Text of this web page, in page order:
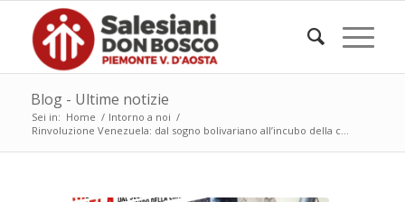
Blog - Ultime notizie
Sei in: Home / Intorno a noi /
Rinvoluzione Venezuela: dal sogno bolivariano all’incubo della c...